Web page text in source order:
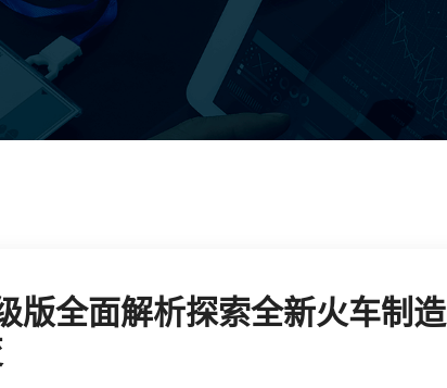
版全面解析探索全新火车制造